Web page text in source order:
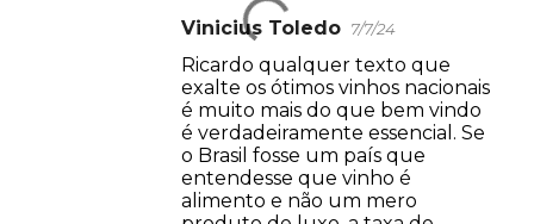
Vinicius Toledo 7/7/24
Ricardo qualquer texto que
exalte os ótimos vinhos nacionais
é muito mais do que bem vindo
é verdadeiramente essencial. Se
o Brasil fosse um país que
entendesse que vinho é
alimento e não um mero